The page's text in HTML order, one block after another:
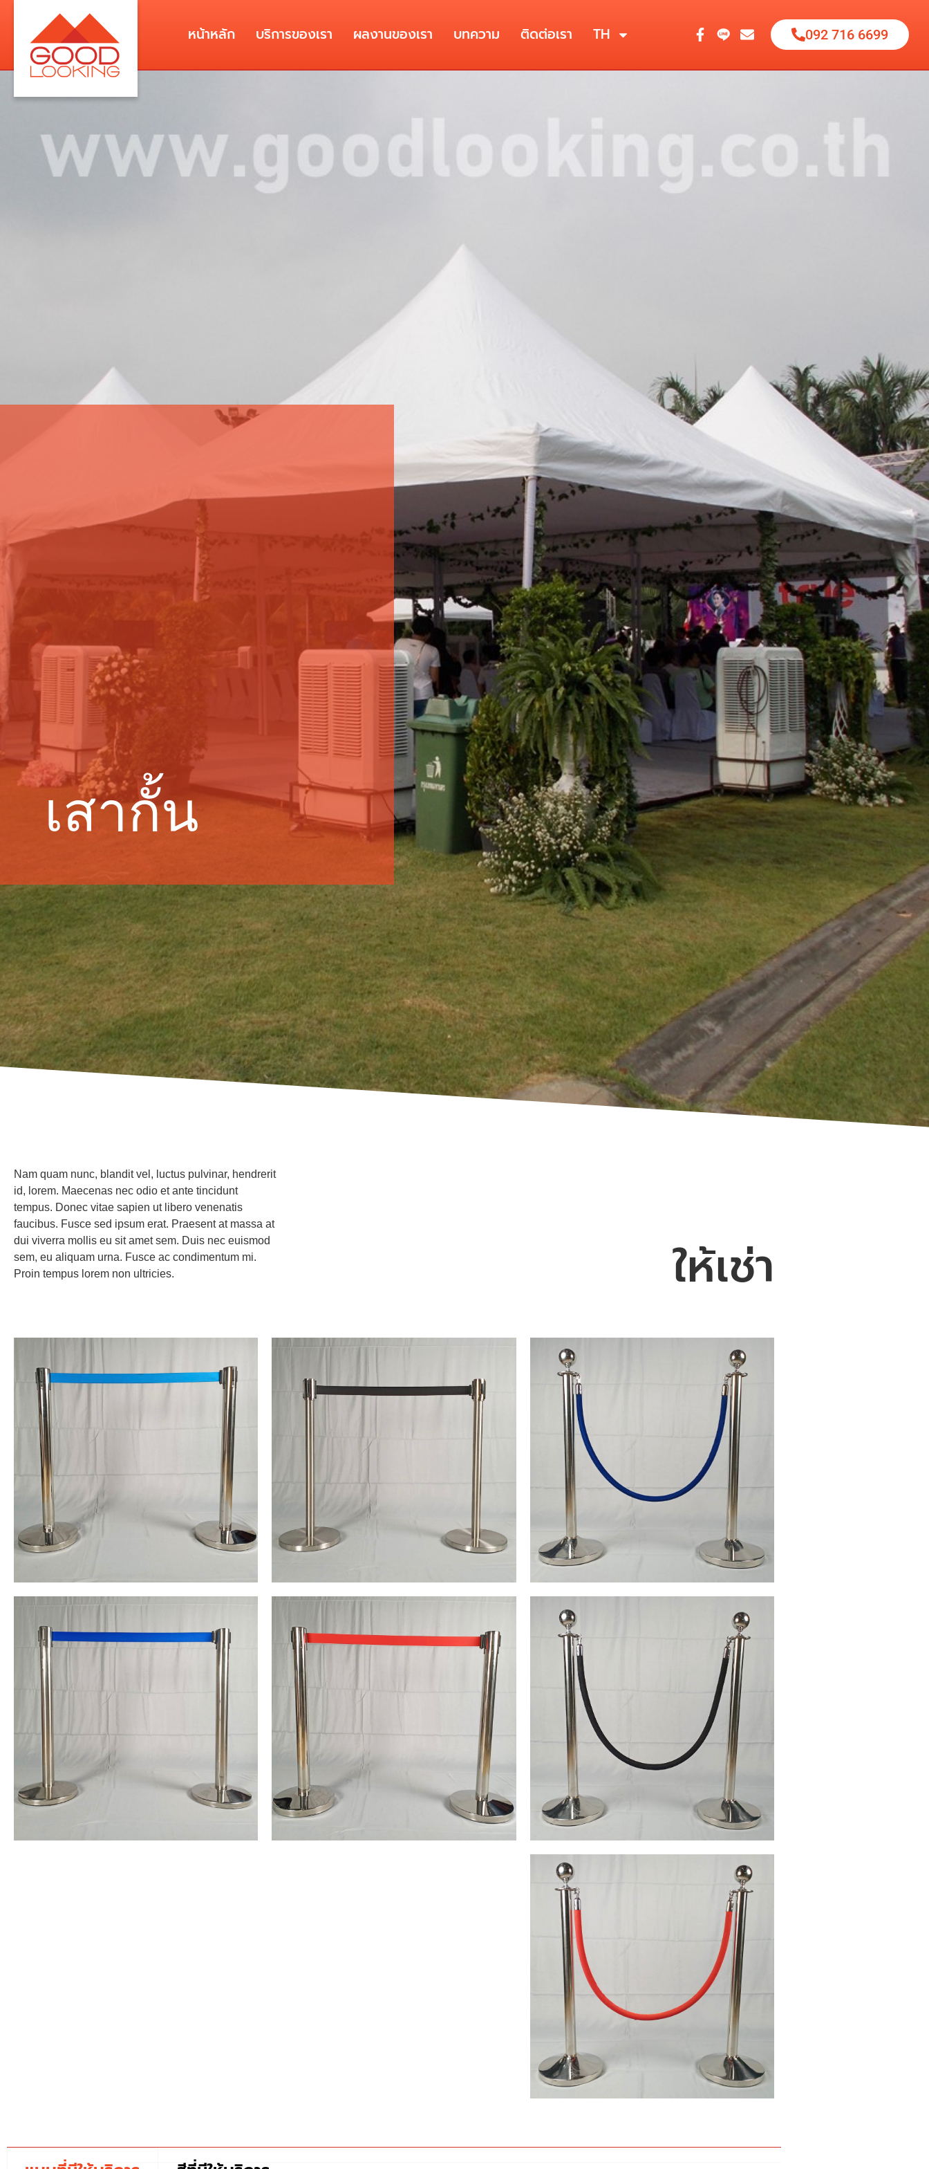
หน้าหลัก บริการของเรา ผลงานของเรา บทความ ติดต่อเรา TH 092 716 6699
เสากั้น
Nam quam nunc, blandit vel, luctus pulvinar, hendrerit
id, lorem. Maecenas nec odio et ante tincidunt
tempus. Donec vitae sapien ut libero venenatis
faucibus. Fusce sed ipsum erat. Praesent at massa at
dui viverra mollis eu sit amet sem. Duis nec euismod
sem, eu aliquam urna. Fusce ac condimentum mi.
Proin tempus lorem non ultricies.
ให้เช่า